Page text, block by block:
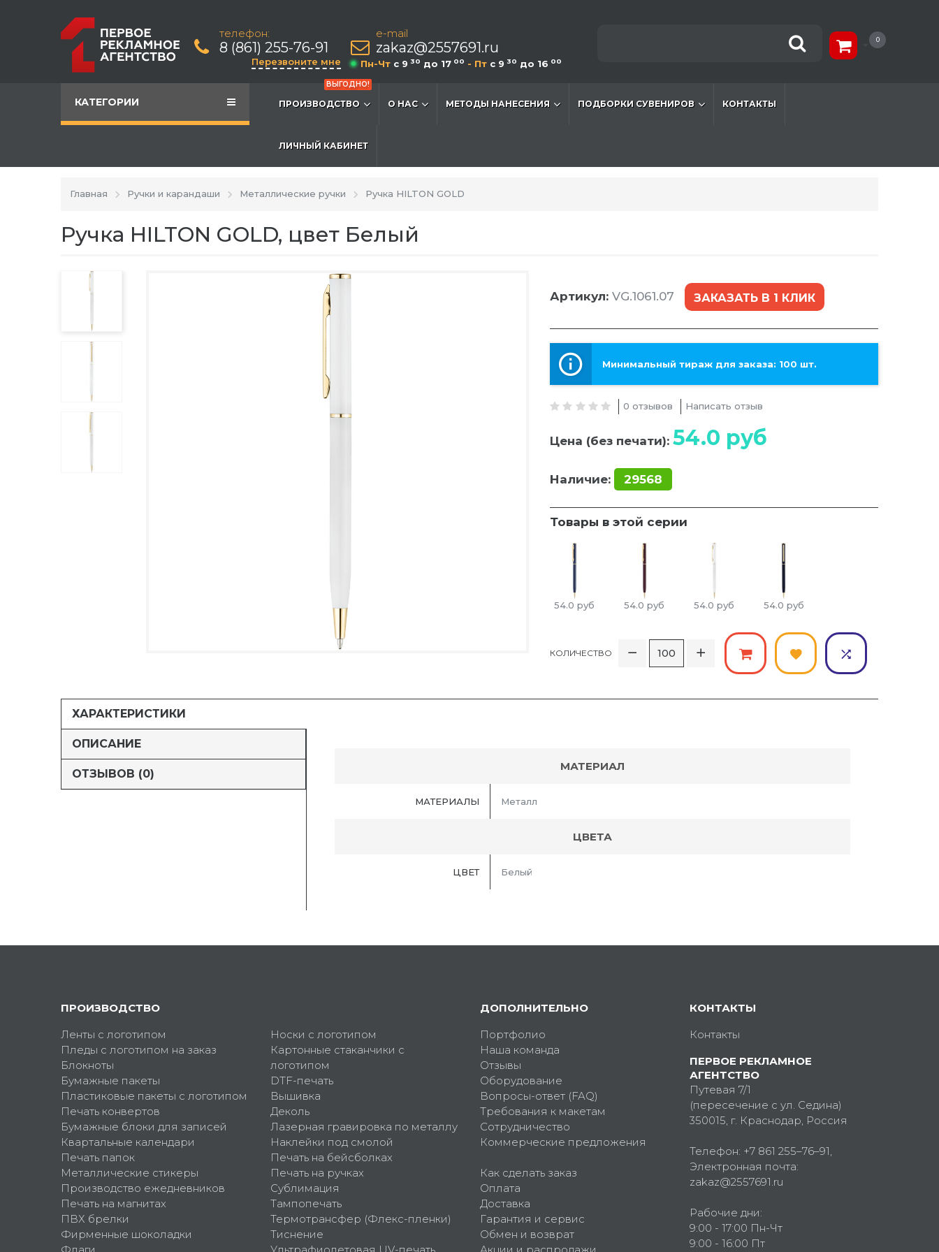
телефон:
8 (861) 255-76-91
Перезвоните мне
e-mail
zakaz@2557691.ru
Пн-Чт c 9 30 до 17 00 - Пт c 9 30 до 16 00
0
КАТЕГОРИИ
ВЫГОДНО!
ПРОИЗВОДСТВО О НАС МЕТОДЫ НАНЕСЕНИЯ ПОДБОРКИ СУВЕНИРОВ КОНТАКТЫ
ЛИЧНЫЙ КАБИНЕТ
Главная Ручки и карандаши Металлические ручки Ручка HILTON GOLD
Ручка HILTON GOLD, цвет Белый
Артикул: VG.1061.07 ЗАКАЗАТЬ В 1 КЛИК
Минимальный тираж для заказа: 100 шт.
0 отзывов Написать отзыв
Цена (без печати): 54.0 руб
Наличие: 29568
Товары в этой серии
54.0 руб 54.0 руб 54.0 руб 54.0 руб
КОЛИЧЕСТВО
ХАРАКТЕРИСТИКИ
ОПИСАНИЕ
ОТЗЫВОВ (0)
МАТЕРИАЛ
МАТЕРИАЛЫ Металл
ЦВЕТА
ЦВЕТ Белый
ПРОИЗВОДСТВО
Ленты с логотипом
Пледы с логотипом на заказ
Блокноты
Бумажные пакеты
Пластиковые пакеты с логотипом
Печать конвертов
Бумажные блоки для записей
Квартальные календари
Печать папок
Металлические стикеры
Производство ежедневников
Печать на магнитах
ПВХ брелки
Фирменные шоколадки
Носки с логотипом
Картонные стаканчики с
логотипом
DTF-печать
Вышивка
Деколь
Лазерная гравировка по металлу
Наклейки под смолой
Печать на бейсболках
Печать на ручках
Сублимация
Тампопечать
Термотрансфер (Флекс-пленки)
Тиснение
ДОПОЛНИТЕЛЬНО
Портфолио
Наша команда
Отзывы
Оборудование
Вопросы-ответ (FAQ)
Требования к макетам
Сотрудничество
Коммерческие предложения
Как сделать заказ
Оплата
Доставка
Гарантия и сервис
Обмен и возврат
КОНТАКТЫ
Контакты
ПЕРВОЕ РЕКЛАМНОЕ
АГЕНТСТВО
Путевая 7/1
(пересечение с ул. Седина)
350015, г. Краснодар, Россия
Телефон: +7 861 255–76–91,
Электронная почта:
zakaz@2557691.ru
Рабочие дни:
9:00 - 17:00 Пн-Чт
9:00 - 16:00 Пт